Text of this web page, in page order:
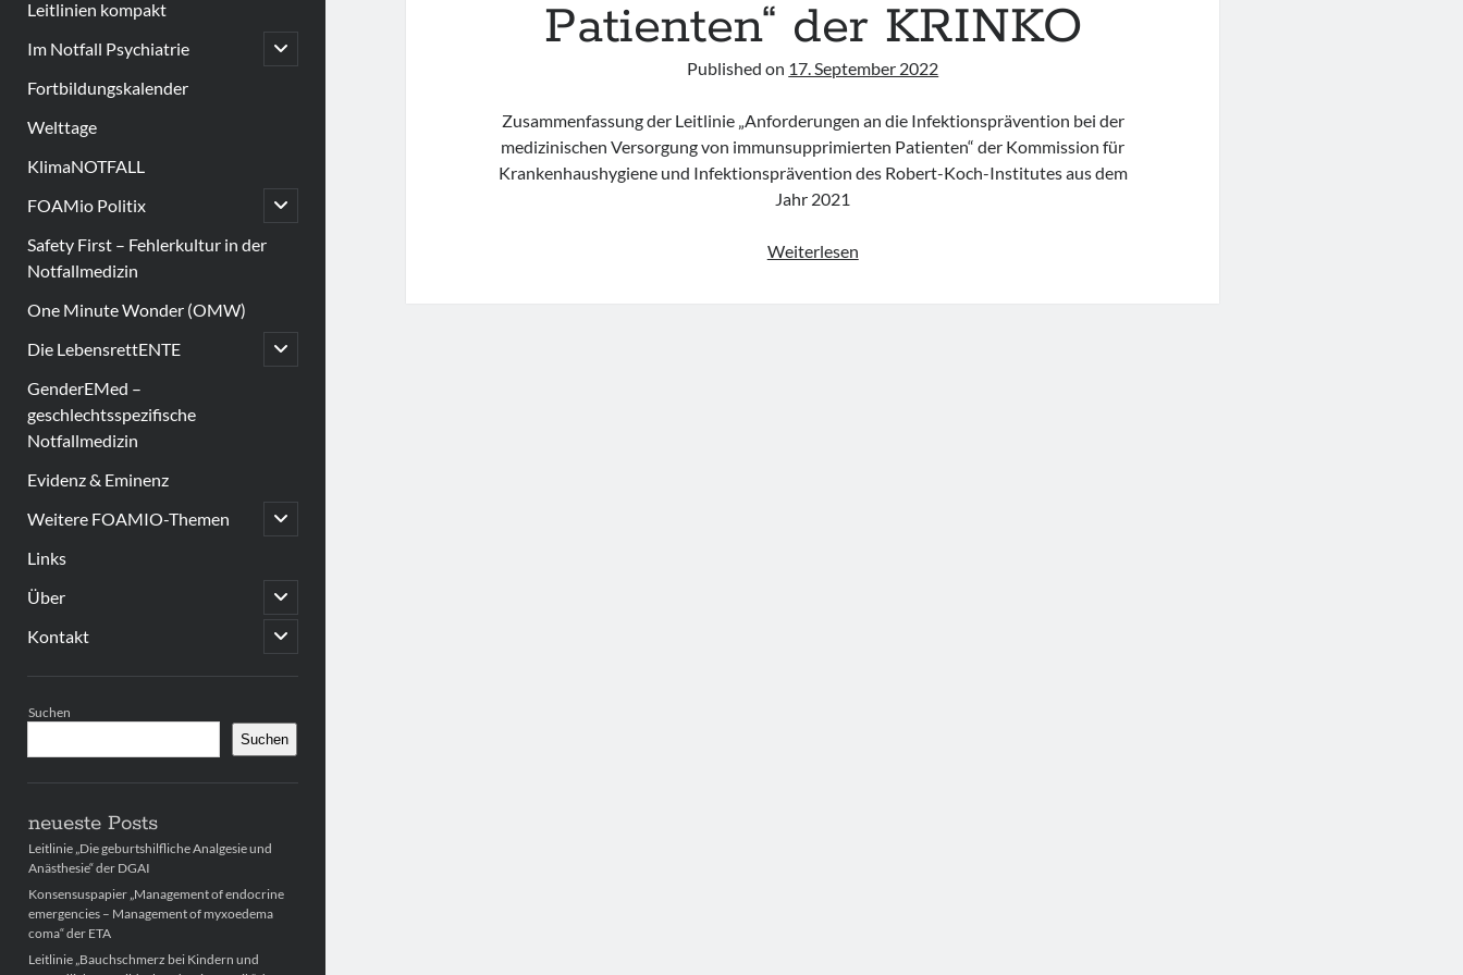
Leitlinien kompakt
Im Notfall Psychiatrie
open
child
Fortbildungskalender
Welttage
KlimaNOTFALL
FOAMio Politix
open
child
Safety First – Fehlerkultur in der
Notfallmedizin
One Minute Wonder (OMW)
Die LebensrettENTE
open
child
GenderEMed –
geschlechtsspezifische
Notfallmedizin
Evidenz & Eminenz
Weitere FOAMIO-Themen
open
child
Links
Über
open
child
menu
Kontakt
open
child
Suchen
Suchen
neueste Posts
Leitlinie „Die geburtshilfliche Analgesie und
Anästhesie“ der DGAI
Konsensuspapier „Management of endocrine
emergencies – Management of myxoedema
coma“ der ETA
Leitlinie „Bauchschmerz bei Kindern und
Patienten“ der KRINKO
Published on 17. September 2022
Zusammenfassung der Leitlinie „Anforderungen an die Infektionsprävention bei der
medizinischen Versorgung von immunsupprimierten Patienten“ der Kommission für
Krankenhaushygiene und Infektionsprävention des Robert-Koch-Institutes aus dem
Jahr 2021
Weiterlesen„Anforderungen